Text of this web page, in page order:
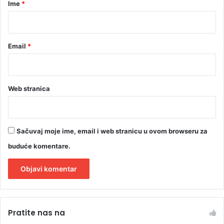
Ime *
Email *
Web stranica
Sačuvaj moje ime, email i web stranicu u ovom browseru za
buduće komentare.
tPratite nas na